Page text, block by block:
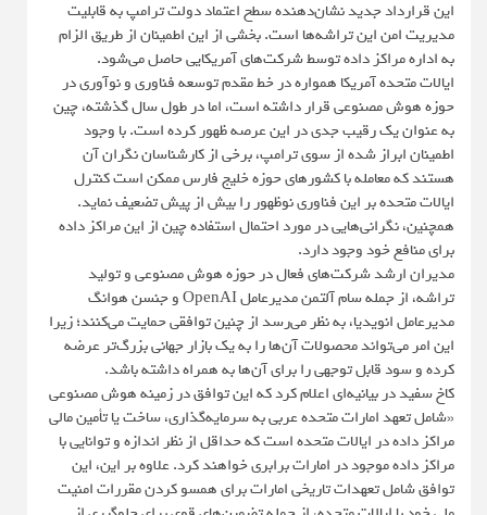
این قرارداد جدید نشان‌دهنده سطح اعتماد دولت ترامپ به قابلیت
مدیریت امن این تراشه‌ها است. بخشی از این اطمینان از طریق الزام
به اداره مراکز داده توسط شرکت‌های آمریکایی حاصل می‌شود.
ایالات متحده آمریکا همواره در خط مقدم توسعه فناوری و نوآوری در
حوزه هوش مصنوعی قرار داشته است، اما در طول سال گذشته، چین
به عنوان یک رقیب جدی در این عرصه ظهور کرده است. با وجود
اطمینان ابراز شده از سوی ترامپ، برخی از کارشناسان نگران آن
هستند که معامله با کشورهای حوزه خلیج فارس ممکن است کنترل
ایالات متحده بر این فناوری نوظهور را بیش از پیش تضعیف نماید.
همچنین، نگرانی‌هایی در مورد احتمال استفاده چین از این مراکز داده
برای منافع خود وجود دارد.
مدیران ارشد شرکت‌های فعال در حوزه هوش مصنوعی و تولید
تراشه، از جمله سام آلتمن مدیرعامل OpenAI و جنسن هوانگ
مدیرعامل انویدیا، به نظر می‌رسد از چنین توافقی حمایت می‌کنند؛ زیرا
این امر می‌تواند محصولات آن‌ها را به یک بازار جهانی بزرگ‌تر عرضه
کرده و سود قابل توجهی را برای آن‌ها به همراه داشته باشد.
کاخ سفید در بیانیه‌ای اعلام کرد که این توافق در زمینه هوش مصنوعی
«شامل تعهد امارات متحده عربی به سرمایه‌گذاری، ساخت یا تأمین مالی
مراکز داده در ایالات متحده است که حداقل از نظر اندازه و توانایی با
مراکز داده موجود در امارات برابری خواهند کرد. علاوه بر این، این
توافق شامل تعهدات تاریخی امارات برای همسو کردن مقررات امنیت